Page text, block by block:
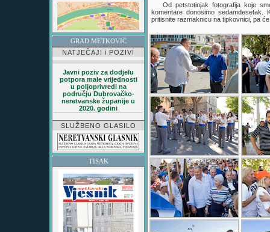
GRAD METKOVIĆ
NATJEČAJI i POZIVI
Javni poziv za dodjelu
potpora male vrijednosti
u poljoprivredi na
području Dubrovačko-
neretvanske županije u
2020. godini
SLUŽBENO GLASILO
TISAK
Od petstotinjak fotografija koje
komentare donosimo
pritisnite razmaknicu na tipkovnici, pa